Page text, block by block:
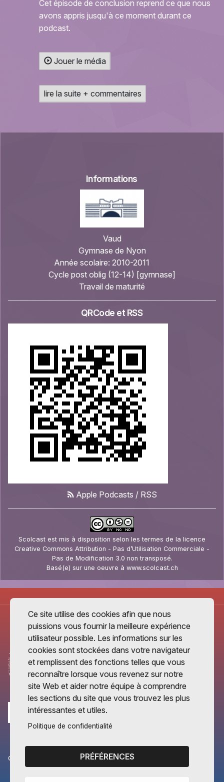
Cet épisode de conclusion reprend ce que nous
avons appris jusqu'à ce moment durant ce
podcast.
Jouer le média
lire la suite + commentaires
Informations
Vaud
Gymnase de Nyon
Année scolaire: 2010-2011
Cycle post oblig (12-14) [gymnase]
Travail de maturité
QRCode et RSS
Apple Podcasts / RSS
Scolcast est mis à disposition selon les termes de la licence
Creative Commons Attribution - Pas d’Utilisation Commerciale -
Pas de Modification 3.0 non transposé.
Basé(e) sur une oeuvre à www.scolcast.ch
CANTONS PARTENAIRES
Vaud
Ce site utilise des cookies afin que nous
puissions vous fournir la meilleure expérience
utilisateur possible. Les informations sur les
cookies sont stockées dans votre navigateur
et remplissent des fonctions telles que vous
reconnaître lorsque vous revenez sur notre
site Web et aider notre équipe à comprendre
les sections du site que vous trouvez les plus
intéressantes et utiles.
Politique de confidentialité
PRÉFÉRENCES